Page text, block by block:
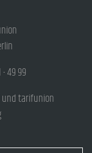
- 49 99
und tarifunion